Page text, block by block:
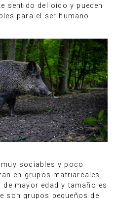
sentido del oído y pueden
para el ser humano.
sociables y poco
en grupos matriarcales,
mayor edad y tamaño es
son grupos pequeños de